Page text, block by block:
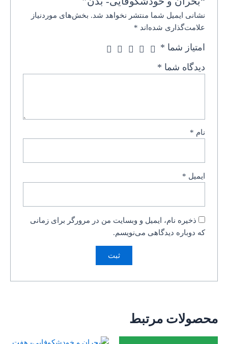
نشانی ایمیل شما منتشر نخواهد شد. بخش‌های موردنیاز
علامت‌گذاری شده‌اند *
امتیاز شما *
دیدگاه شما *
نام *
ایمیل *
ذخیره نام، ایمیل و وبسایت من در مرورگر برای زمانی
که دوباره دیدگاهی می‌نویسم.
محصولات مرتبط